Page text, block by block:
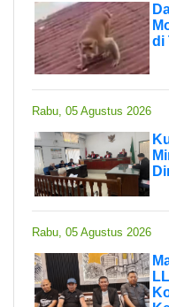
di
Rabu, 05 Agustus 2026
Rabu, 05 Agustus 2026